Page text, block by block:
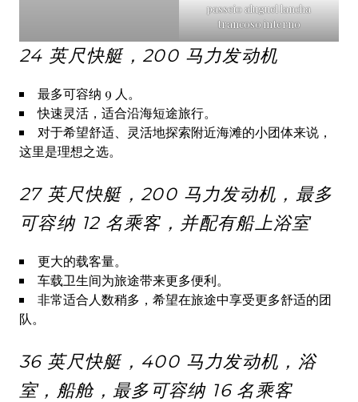
passeio aluguel lancha
trancoso interno
24 英尺快艇，200 马力发动机
最多可容纳 9 人。
快速灵活，适合沿海短途旅行。
对于希望舒适、灵活地探索附近海滩的小团体来说，
这里是理想之选。
27 英尺快艇，200 马力发动机，最多
可容纳 12 名乘客，并配有船上浴室
更大的载客量。
车载卫生间为旅途带来更多便利。
非常适合人数稍多，希望在旅途中享受更多舒适的团
队。
36 英尺快艇，400 马力发动机，浴
室，船舱，最多可容纳 16 名乘客